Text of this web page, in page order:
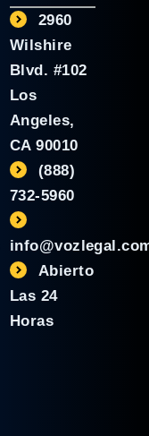
2960
Wilshire
Blvd. #102
Los
Angeles,
CA 90010
(888)
732-5960
Abierto
Las 24
Horas